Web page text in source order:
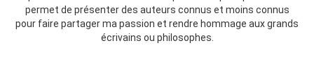
permet de présenter des auteurs connus et moins connus
pour faire partager ma passion et rendre hommage aux grands
écrivains ou philosophes.